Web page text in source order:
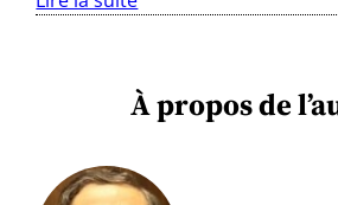
À propos de